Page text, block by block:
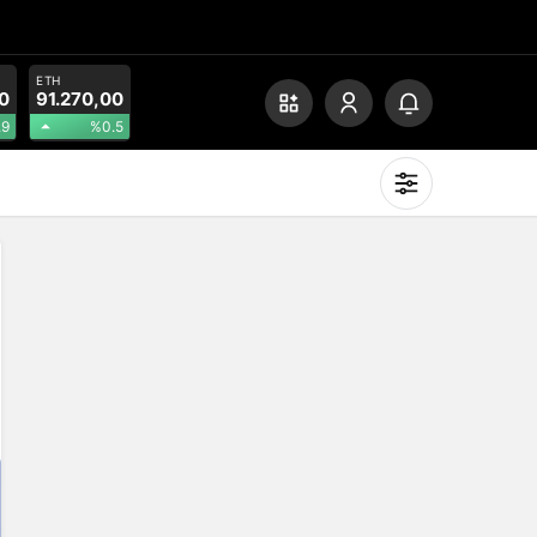
ETH
91.270,00
%0.5
Mod
değiştir